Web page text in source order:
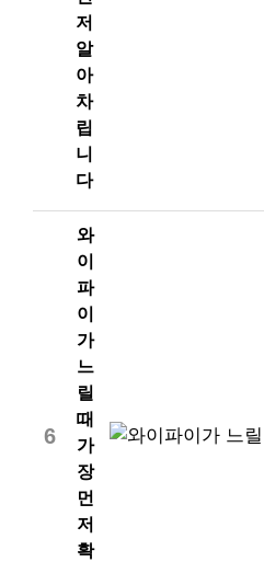
저
알
아
차
립
니
다
6
와
이
파
이
가
느
릴
때
가
장
먼
저
확